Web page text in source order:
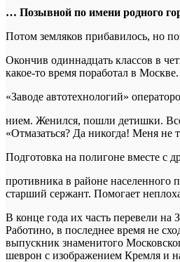
… Позывной по имени родного
Потом земляков прибавилось, но
Окончив одиннадцать классов в
какое-то время поработал в
«Заводе автотехнологий»
нием. Женился, пошли детишки.
«Отмазаться? Да никогда! Меня
Подготовка на полигоне вместе с
противника в районе
старший сержант. Помогает
В конце года их часть перевели
Работино, в последнее время не
выпускник знаменитого
шеврон с изображением Кремля и